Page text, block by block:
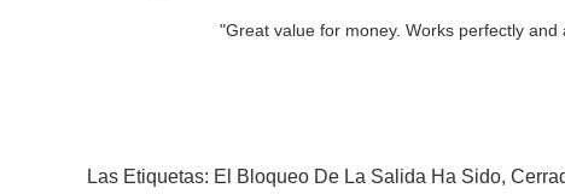
"Great value for money. Works perfectly
Las Etiquetas: El Bloqueo De La Salida Ha Sido,